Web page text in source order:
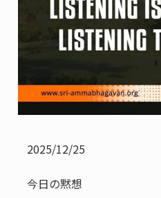
2025/12/25
今日の黙想